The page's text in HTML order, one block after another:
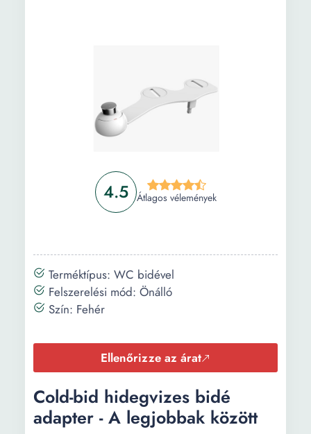
4.5 Átlagos vélemények
Terméktípus: WC bidével
Felszerelési mód: Önálló
Szín: Fehér
Ellenőrizze az árat
Cold-bid hidegvizes bidé
adapter - A legjobbak között